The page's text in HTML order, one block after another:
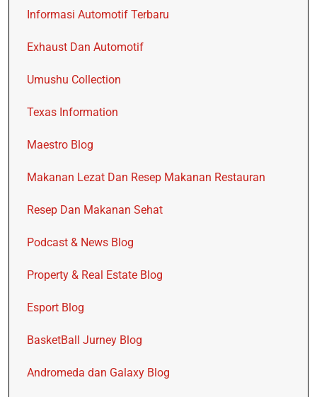
Informasi Automotif Terbaru
Exhaust Dan Automotif
Umushu Collection
Texas Information
Maestro Blog
Makanan Lezat Dan Resep Makanan Restauran
Resep Dan Makanan Sehat
Podcast & News Blog
Property & Real Estate Blog
Esport Blog
BasketBall Jurney Blog
Andromeda dan Galaxy Blog